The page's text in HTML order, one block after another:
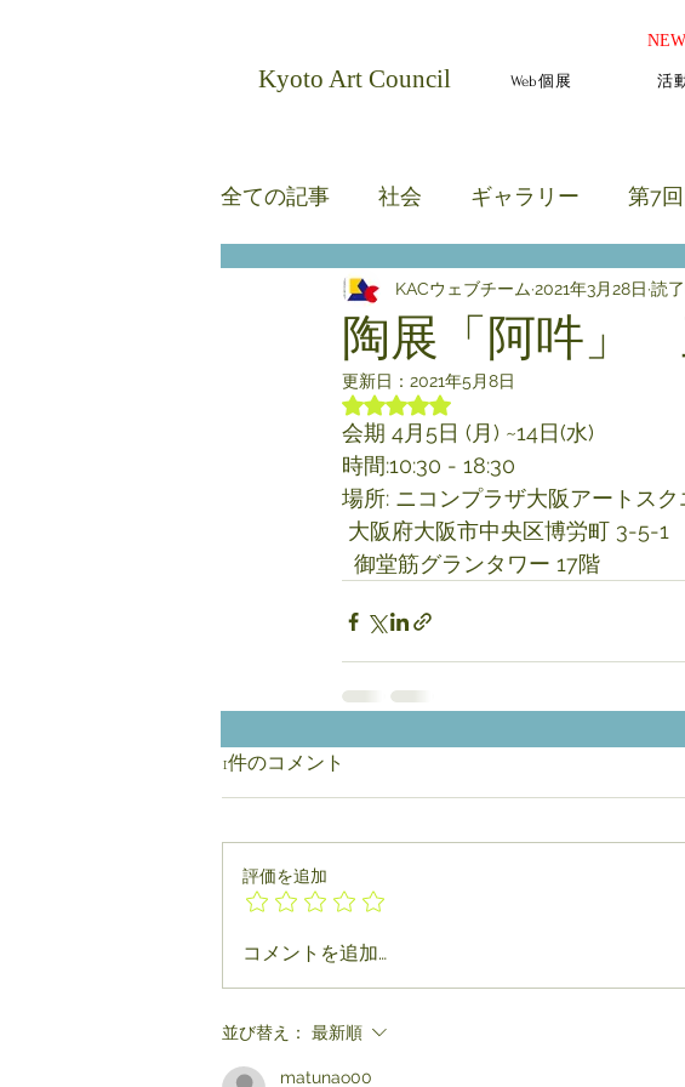
​NEW
​Kyoto Art Council Web個展 活
全ての記事 社会 ギャラリー 第7
無題のカテゴリー 無題のカテゴリー
陶展「阿吽」
KACウェブチーム 2021年3月28日 読
更新日： 2021年5月8日
5つ星のうちNaNと評価されています。
会期 4月5日 (月) ~14日(水)
時間:10:30 - 18:30
場所: ニコンプラザ大阪アートスク
大阪府大阪市中央区博労町 3-5-1
  御堂筋グランタワー 17階
1件のコメント
評価を追加
コメントを追加…
並び替え： 最新順
matunao00